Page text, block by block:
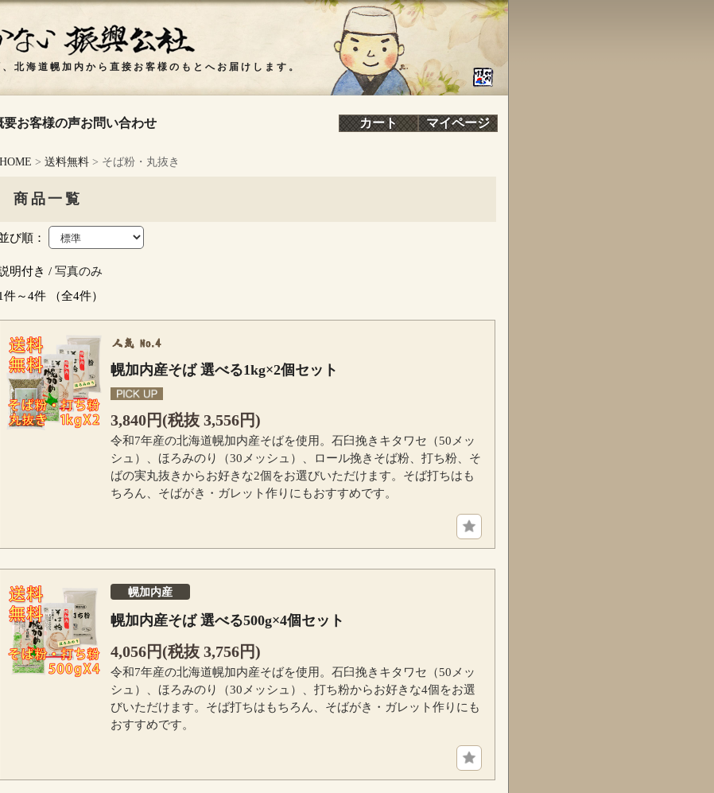
要お客様の声お問い合わせ カート マイページ
HOME > 送料無料 > そば粉・丸抜き
商品一覧
び順：
明付き / 写真のみ
件～4件 （全4件）
幌加内産そば 選べる1kg×2個セット
3,840円(税抜 3,556円)
令和7年産の北海道幌加内産そばを使用。石臼挽きキタワセ（50メッ
シュ）、ほろみのり（30メッシュ）、ロール挽きそば粉、打ち粉、そ
ばの実丸抜きからお好きな2個をお選びいただけます。そば打ちはも
ちろん、そばがき・ガレット作りにもおすすめです。
幌加内産
幌加内産そば 選べる500g×4個セット
4,056円(税抜 3,756円)
令和7年産の北海道幌加内産そばを使用。石臼挽きキタワセ（50メッ
シュ）、ほろみのり（30メッシュ）、打ち粉からお好きな4個をお選
びいただけます。そば打ちはもちろん、そばがき・ガレット作りにも
おすすめです。